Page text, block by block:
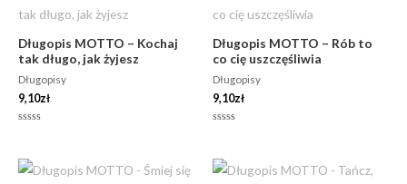
Długopis MOTTO – Kochaj
tak długo, jak żyjesz
Długopisy
9,10zł
5
Długopis MOTTO – Rób to
co cię uszczęśliwia
Długopisy
9,10zł
5